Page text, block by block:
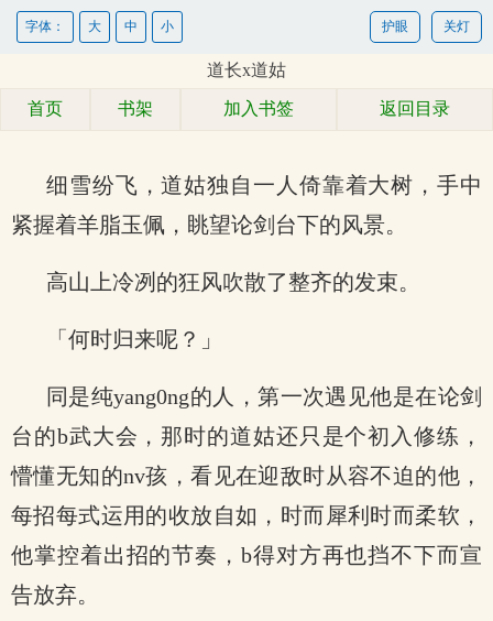
关灯
护眼
字体： 大 中 小
道长x道姑
首页 书架 加入书签 返回目录
细雪纷飞，道姑独自一人倚靠着大树，手中
紧握着羊脂玉佩，眺望论剑台下的风景。
高山上冷冽的狂风吹散了整齐的发束。
「何时归来呢？」
同是纯yang0ng的人，第一次遇见他是在论剑
台的b武大会，那时的道姑还只是个初入修练，
懵懂无知的nv孩，看见在迎敌时从容不迫的他，
每招每式运用的收放自如，时而犀利时而柔软，
他掌控着出招的节奏，b得对方再也挡不下而宣
告放弃。